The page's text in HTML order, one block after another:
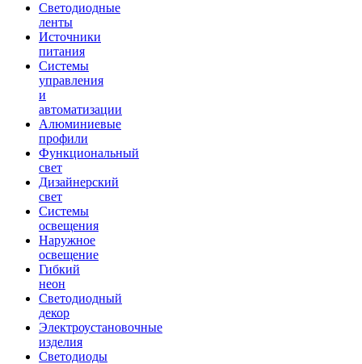
Светодиодные
ленты
Источники
питания
Системы
управления
и
автоматизации
Алюминиевые
профили
Функциональный
свет
Дизайнерский
свет
Системы
освещения
Наружное
освещение
Гибкий
неон
Светодиодный
декор
Электроустановочные
изделия
Светодиоды